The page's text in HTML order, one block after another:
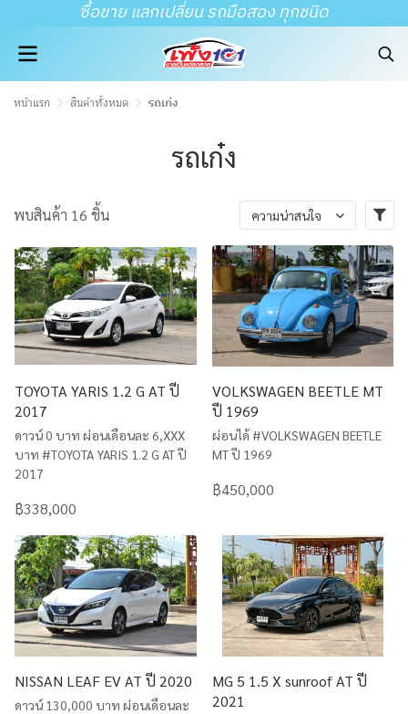
ซื้อขาย แลกเปลี่ยน รถมือสอง ทุกชนิด
หน้าแรก สินค้าทั้งหมด รถเก๋ง
รถเก๋ง
พบสินค้า 16 ชิ้น ความน่าสนใจ
TOYOTA YARIS 1.2 G AT ปี
2017
ดาวน์ 0 บาท ผ่อนเดือนละ 6,XXX
บาท #TOYOTA YARIS 1.2 G AT ปี
2017
฿338,000
VOLKSWAGEN BEETLE MT
ปี 1969
ผ่อนได้ #VOLKSWAGEN BEETLE
MT ปี 1969
฿450,000
NISSAN LEAF EV AT ปี 2020
ดาวน์ 130,000 บาท ผ่อนเดือนละ
MG 5 1.5 X sunroof AT ปี
2021